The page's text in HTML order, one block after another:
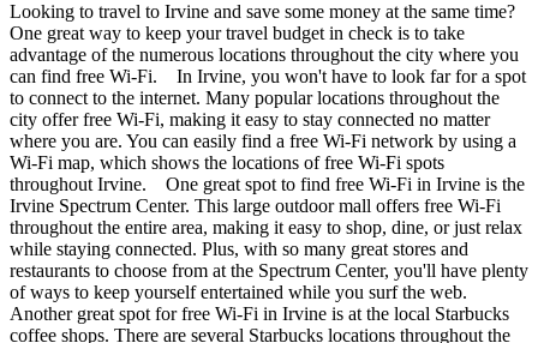
Looking to travel to Irvine and save some money at the same time?
One great way to keep your travel budget in check is to take
advantage of the numerous locations throughout the city where you
can find free Wi-Fi. In Irvine, you won't have to look far for a spot
to connect to the internet. Many popular locations throughout the
city offer free Wi-Fi, making it easy to stay connected no matter
where you are. You can easily find a free Wi-Fi network by using a
Wi-Fi map, which shows the locations of free Wi-Fi spots
throughout Irvine. One great spot to find free Wi-Fi in Irvine is the
Irvine Spectrum Center. This large outdoor mall offers free Wi-Fi
throughout the entire area, making it easy to shop, dine, or just relax
while staying connected. Plus, with so many great stores and
restaurants to choose from at the Spectrum Center, you'll have plenty
of ways to keep yourself entertained while you surf the web.
Another great spot for free Wi-Fi in Irvine is at the local Starbucks
coffee shops. There are several Starbucks locations throughout the